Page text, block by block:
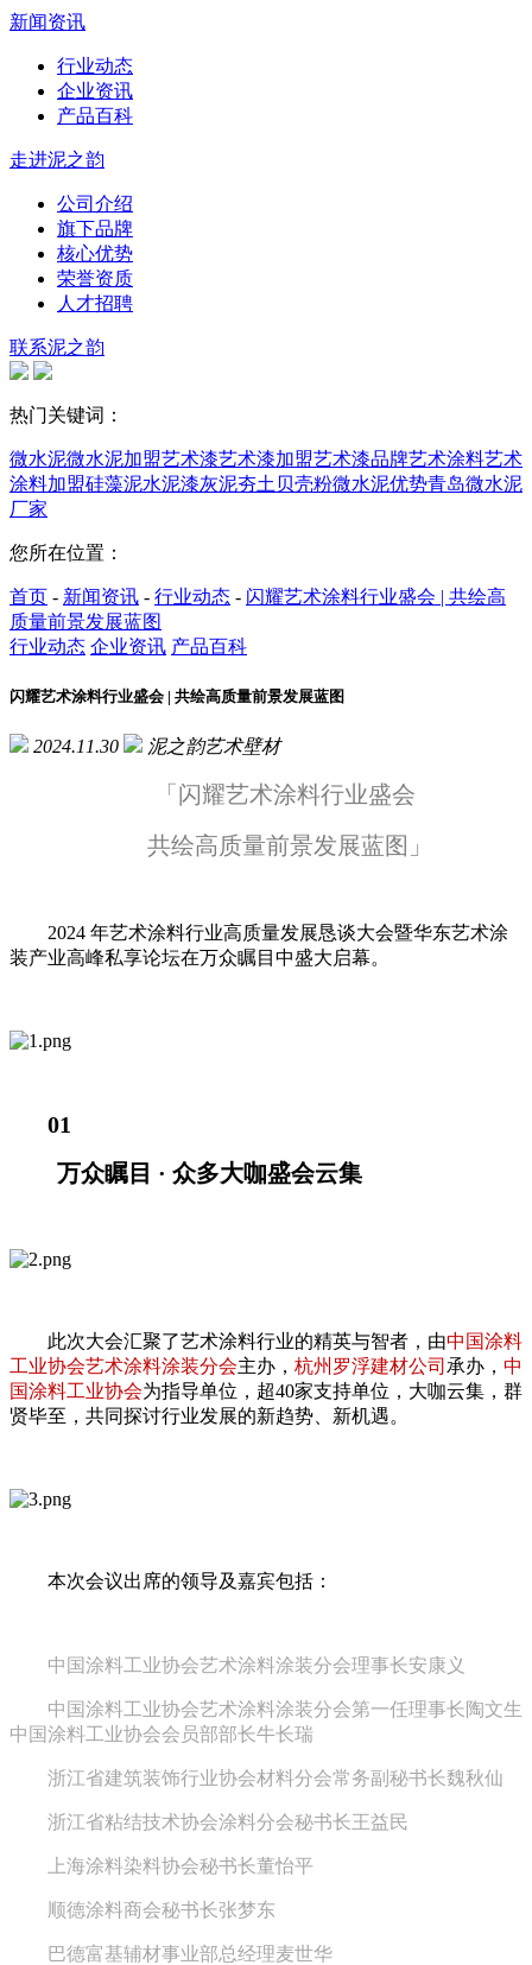
新闻资讯
行业动态
企业资讯
产品百科
走进泥之韵
公司介绍
旗下品牌
核心优势
荣誉资质
人才招聘
联系泥之韵
热门关键词：
微水泥微水泥加盟艺术漆艺术漆加盟艺术漆品牌艺术涂料艺术
涂料加盟硅藻泥水泥漆灰泥夯土 贝壳粉微水泥优势青岛微水泥
厂家
您所在位置：
首页 - 新闻资讯 - 行业动态 - 闪耀艺术涂料行业盛会 | 共绘高
质量前景发展蓝图
行业动态 企业资讯 产品百科
闪耀艺术涂料行业盛会 | 共绘高质量前景发展蓝图
2024.11.30 泥之韵艺术壁材
「闪耀艺术涂料行业盛会
共绘高质量前景发展蓝图」
2024 年艺术涂料行业高质量发展恳谈大会暨华东艺术涂
装产业高峰私享论坛在万众瞩目中盛大启幕。
01
万众瞩目 · 众多大咖盛会云集
此次大会汇聚了艺术涂料行业的精英与智者，由中国涂料
工业协会艺术涂料涂装分会主办， 杭州罗浮建材公司 承办， 中
国涂料工业协会为指导单位，超40家支持单位，大咖云集，群
贤毕至，共同探讨行业发展的新趋势、新机遇。
本次会议出席的领导及嘉宾包括：
中国涂料工业协会艺术涂料涂装分会理事长安康义
中国涂料工业协会艺术涂料涂装分会第一任理事长陶文生
中国涂料工业协会会员部部长牛长瑞
浙江省建筑装饰行业协会材料分会常务副秘书长魏秋仙
浙江省粘结技术协会涂料分会秘书长王益民
上海涂料染料协会秘书长董怡平
顺德涂料商会秘书长张梦东
巴德富基辅材事业部总经理麦世华